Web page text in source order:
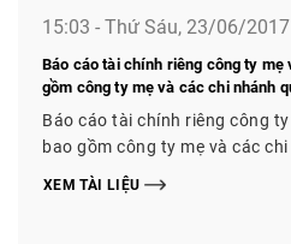
15:03 - Thứ Sáu, 23/06/2017
Báo cáo tài chính riêng công ty mẹ
gồm công ty mẹ và các chi nhánh
Báo cáo tài chính riêng công
bao gồm công ty mẹ và các
2011-2012
XEM TÀI LIỆU